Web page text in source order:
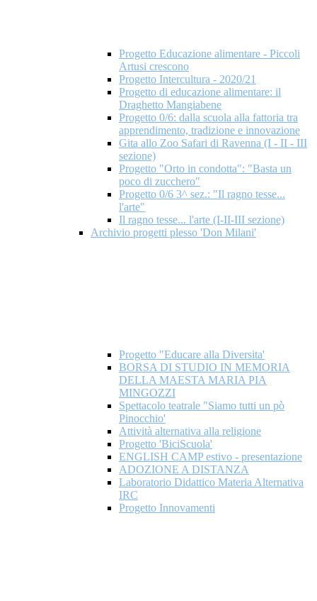
Progetto Educazione alimentare - Piccoli
Artusi crescono
Progetto Intercultura - 2020/21
Progetto di educazione alimentare: il
Draghetto Mangiabene
Progetto 0/6: dalla scuola alla fattoria tra
apprendimento, tradizione e innovazione
Gita allo Zoo Safari di Ravenna (I - II - III
sezione)
Progetto "Orto in condotta": "Basta un
poco di zucchero"
Progetto 0/6 3^ sez.: "Il ragno tesse...
l'arte"
Il ragno tesse... l'arte (I-II-III sezione)
Archivio progetti plesso 'Don Milani'
Progetto "Educare alla Diversita'
BORSA DI STUDIO IN MEMORIA
DELLA MAESTA MARIA PIA
MINGOZZI
Spettacolo teatrale "Siamo tutti un pò
Pinocchio'
Attività alternativa alla religione
Progetto 'BiciScuola'
ENGLISH CAMP estivo - presentazione
ADOZIONE A DISTANZA
Laboratorio Didattico Materia Alternativa
IRC
Progetto Innovamenti